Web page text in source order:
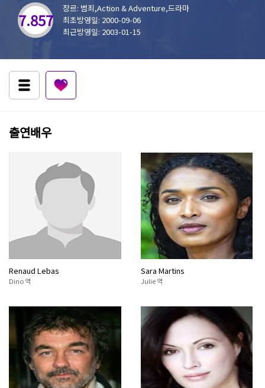
7.857
장르: 범죄,Action & Adventure,드라마
최초방영일: 2000-09-06
최근방영일: 2003-01-15
출연배우
Renaud Lebas
Dino 역
Sara Martins
Julie 역